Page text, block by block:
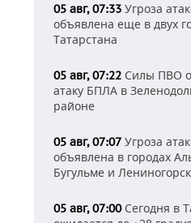
05 авг, 07:33 Угроза
объявлена еще в двух
Татарстана
05 авг, 07:22 Силы ПВО
атаку БПЛА в
районе
05 авг, 07:07 Угроза
объявлена в городах
Бугульме и
05 авг, 07:00Сегодня в